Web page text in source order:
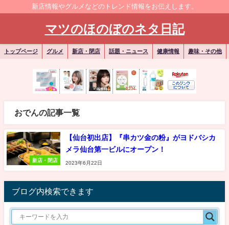
新店情報やグルメなどのトレンド情報をお伝えします。
マツのほのぼのネタ日記
トップページ グルメ 新店・閉店 話題・ニュース 健康情報 趣味・その他
おでんの記事一覧
新店・閉店
【仙台初出店】『串カツ金の粉』がヨドバシカ
メラ仙台第一ビルにオープン！
2023年6月22日
ブログ内検索できます